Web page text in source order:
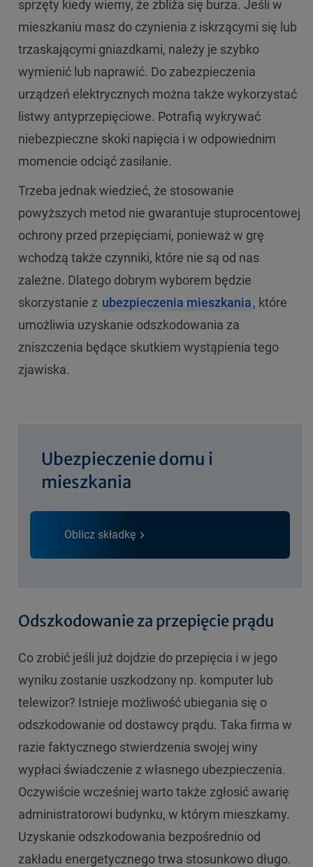
sprzęty kiedy wiemy, że zbliża się burza. Jeśli w
mieszkaniu masz do czynienia z iskrzącymi się lub
trzaskającymi gniazdkami, należy je szybko
wymienić lub naprawić. Do zabezpieczenia
urządzeń elektrycznych można także wykorzystać
listwy antyprzepięciowe. Potrafią wykrywać
niebezpieczne skoki napięcia i w odpowiednim
momencie odciąć zasilanie.
Trzeba jednak wiedzieć, że stosowanie
powyższych metod nie gwarantuje stuprocentowej
ochrony przed przepięciami, ponieważ w grę
wchodzą także czynniki, które nie są od nas
zależne. Dlatego dobrym wyborem będzie
skorzystanie z ubezpieczenia mieszkania, które
umożliwia uzyskanie odszkodowania za
zniszczenia będące skutkiem wystąpienia tego
zjawiska.
Ubezpieczenie domu i
mieszkania
Oblicz składkę
Odszkodowanie za przepięcie prądu
Co zrobić jeśli już dojdzie do przepięcia i w jego
wyniku zostanie uszkodzony np. komputer lub
telewizor? Istnieje możliwość ubiegania się o
odszkodowanie od dostawcy prądu. Taka firma w
razie faktycznego stwierdzenia swojej winy
wypłaci świadczenie z własnego ubezpieczenia.
Oczywiście wcześniej warto także zgłosić awarię
administratorowi budynku, w którym mieszkamy.
Uzyskanie odszkodowania bezpośrednio od
zakładu energetycznego trwa stosunkowo długo.